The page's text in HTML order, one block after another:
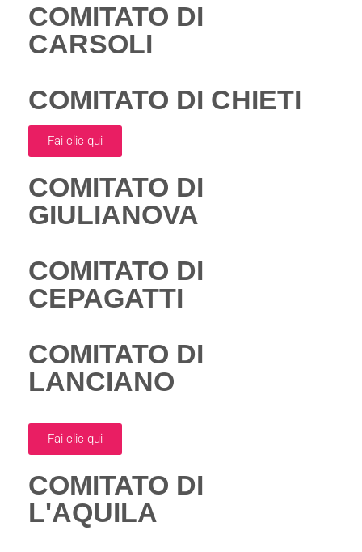
COMITATO DI
CARSOLI
COMITATO DI CHIETI
Fai clic qui
COMITATO DI
GIULIANOVA
COMITATO DI
CEPAGATTI
COMITATO DI
LANCIANO
Fai clic qui
COMITATO DI
L'AQUILA